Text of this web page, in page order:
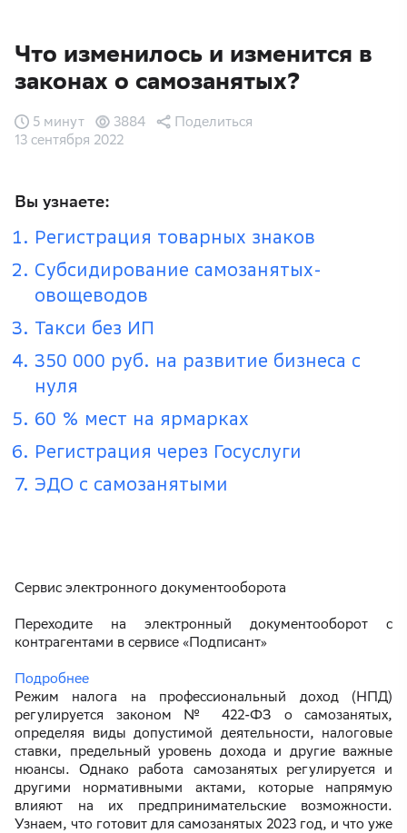
Что изменилось и изменится в
законах о самозанятых?
13 сентября 2022
5 минут 3884 Поделиться
Вы узнаете:
Регистрация товарных знаков
Субсидирование самозанятых-
овощеводов
Такси без ИП
350 000 руб. на развитие бизнеса с
нуля
60 % мест на ярмарках
Регистрация через Госуслуги
ЭДО с самозанятыми
Сервис электронного документооборота
Переходите на электронный документооборот с
контрагентами в сервисе «Подписант»
Подробнее
Режим налога на профессиональный доход (НПД)
регулируется законом № 422-ФЗ о самозанятых,
определяя виды допустимой деятельности, налоговые
ставки, предельный уровень дохода и другие важные
нюансы. Однако работа самозанятых регулируется и
другими нормативными актами, которые напрямую
влияют на их предпринимательские возможности.
Узнаем, что готовит для самозанятых 2023 год, и что уже